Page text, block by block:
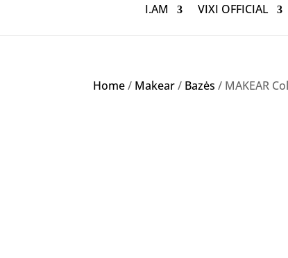
I.AM VIXI OFFICIAL
Home/ Makear/ Bazės / MAKEAR